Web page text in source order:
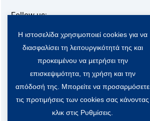
Follow us:
F
a
c
o
k
T
w
i
t
e
r
-
x
S
L
i
n
k
d
i
n
Y
o
u
t
u
b
e
Viber Community:
Η ιστοσελίδα χρησιμοποιεί cookies για να
διασφαλίσει τη λειτουργικότητά της και
προκειμένου να μετρήσει την
επισκεψιμότητα, τη χρήση και την
απόδοσή της. Μπορείτε να προσαρμόσετε
τις προτιμήσεις των cookies σας κάνοντας
κλικ στις Ρυθμίσεις.